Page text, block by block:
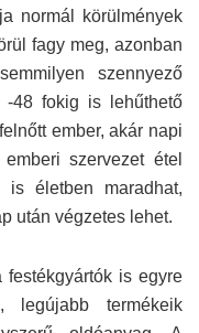
normál körülmények
fagy meg, azonban
szennyező
-48 fokig is lehűthető
ember, akár napi
szervezet étel
életben maradhat,
után végzetes lehet.
is egyre
legújabb termékeik